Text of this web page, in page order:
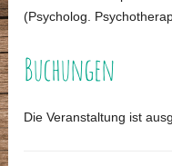
(Psycholog.
Buchungen
Die Veranstaltung ist